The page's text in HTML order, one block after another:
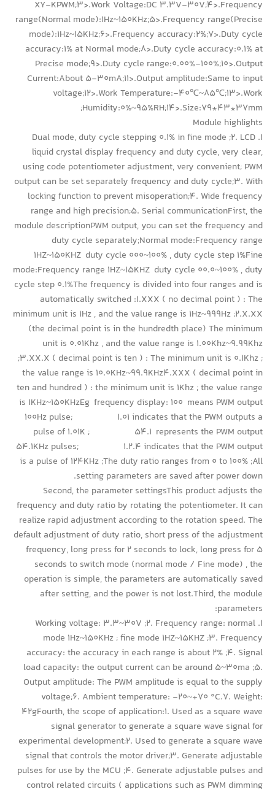
XY-KPWM;3>.Work Voltage:DC 3.3V-30V;4>.Frequency
range(Normal mode):1Hz~150KHz;5>.Frequency range(Precise
mode):1Hz~15KHz;6>.Frequency accuracy:2%;7>.Duty cycle
accuracy:1% at Normal mode;8>.Duty cycle accuracy:0.1% at
Precise mode;9>.Duty cycle range:0.00%-100%;10>.Output
Current:About 5-30mA;11>.Output amplitude:Same to input
voltage;12>.Work Temperature:-40℃~85℃;13>.Work
Humidity:0%~95%RH;14>.Size:79*43*37mm;
Module highlights
1. Dual mode, duty cycle stepping 0.1% in fine mode ;2. LCD
liquid crystal display frequency and duty cycle, very clear,
using code potentiometer adjustment, very convenient; PWM
output can be set separately frequency and duty cycle;3. With
locking function to prevent misoperation;4. Wide frequency
range and high precision;5. Serial communicationFirst, the
module descriptionPWM output, you can set the frequency and
duty cycle separately;Normal mode:Frequency range
1HZ~150KHZ duty cycle 000~100% , duty cycle step 1%Fine
mode:Frequency range 1HZ~15KHZ duty cycle 00.0~100% , duty
cycle step 0.1%The frequency is divided into four ranges and is
automatically switched :1.XXX ( no decimal point ) : The
minimum unit is 1Hz , and the value range is 1Hz~999Hz ;2.X.XX
(the decimal point is in the hundredth place) The minimum
unit is 0.01Khz , and the value range is 1.00Khz~9.99Khz
;3.XX.X ( decimal point is ten ) : The minimum unit is 0.1Khz ;
the value range is 10.0KHz~99.9KHz4.XXX ( decimal point in
ten and hundred ) : the minimum unit is 1Khz ; the value range
is 1KHz~150KHzEg frequency display: 100 means PWM output
100Hz pulse; 1.01 indicates that the PWM outputs a
pulse of 1.01K ; 54.1 represents the PWM output
54.1KHz pulses; 1.2.4 indicates that the PWM output
is a pulse of 124KHz ;The duty ratio ranges from 0 to 100% ;All
setting parameters are saved after power down.
Second, the parameter settingsThis product adjusts the
frequency and duty ratio by rotating the potentiometer. It can
realize rapid adjustment according to the rotation speed. The
default adjustment of duty ratio, short press of the adjustment
frequency, long press for 2 seconds to lock, long press for 5
seconds to switch mode (normal mode / Fine mode) , the
operation is simple, the parameters are automatically saved
after setting, and the power is not lost.Third, the module
parameters:
1. Working voltage: 3.3~30V ;2. Frequency range: normal
mode 1Hz~150KHz ; fine mode 1HZ~15KHZ ;3. Frequency
accuracy: the accuracy in each range is about 2% ;4. Signal
load capacity: the output current can be around 5~30ma ;5.
Output amplitude: The PWM amplitude is equal to the supply
voltage;6. Ambient temperature: -20~+70 °C.7. Weight:
42gFourth, the scope of application:1. Used as a square wave
signal generator to generate a square wave signal for
experimental development;2. Used to generate a square wave
signal that controls the motor driver;3. Generate adjustable
pulses for use by the MCU ;4. Generate adjustable pulses and
control related circuits ( applications such as PWM dimming